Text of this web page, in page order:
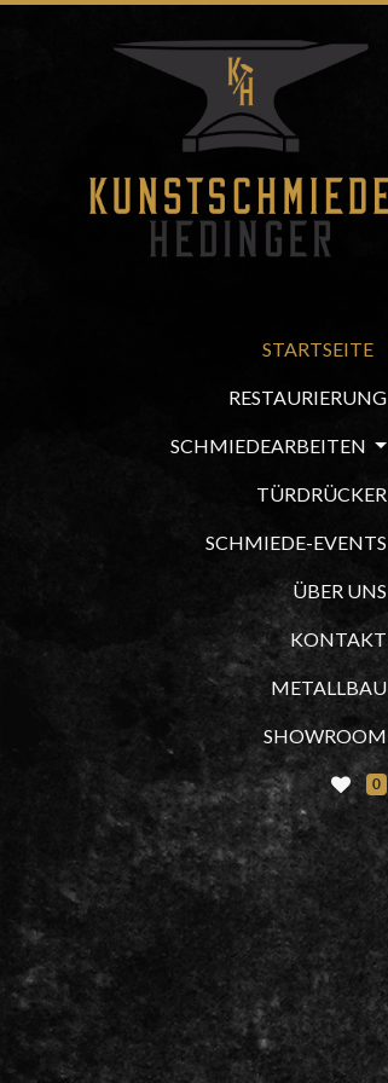
STARTSEITE
RESTAURIERUNG
SCHMIEDEARBEITEN
TÜRDRÜCKER
SCHMIEDE-EVENTS
ÜBER UNS
KONTAKT
METALLBAU
SHOWROOM
0